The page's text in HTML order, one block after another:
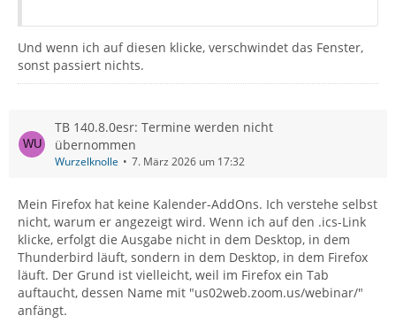
Und wenn ich auf diesen klicke, verschwindet das Fenster,
sonst passiert nichts.
TB 140.8.0esr: Termine werden nicht
übernommen
Wurzelknolle 7. März 2026 um 17:32
Mein Firefox hat keine Kalender-AddOns. Ich verstehe selbst
nicht, warum er angezeigt wird. Wenn ich auf den .ics-Link
klicke, erfolgt die Ausgabe nicht in dem Desktop, in dem
Thunderbird läuft, sondern in dem Desktop, in dem Firefox
läuft. Der Grund ist vielleicht, weil im Firefox ein Tab
auftaucht, dessen Name mit "us02web.zoom.us/webinar/"
anfängt.